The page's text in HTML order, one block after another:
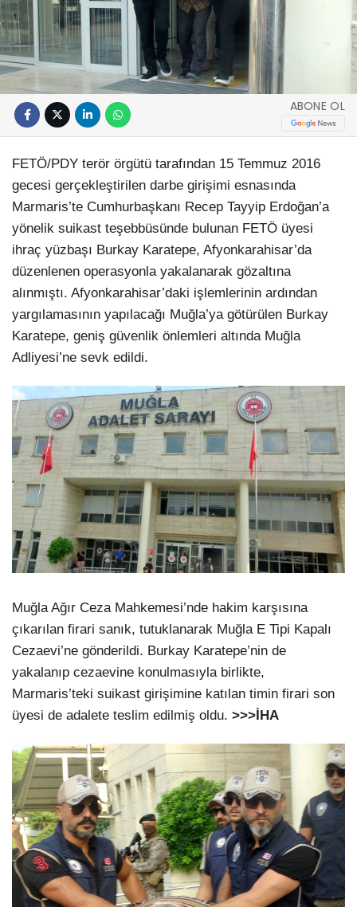
ABONE OL
FETÖ/PDY terör örgütü tarafından 15 Temmuz 2016
gecesi gerçekleştirilen darbe girişimi esnasında
Marmaris’te Cumhurbaşkanı Recep Tayyip Erdoğan’a
yönelik suikast teşebbüsünde bulunan FETÖ üyesi
ihraç yüzbaşı Burkay Karatepe, Afyonkarahisar’da
düzenlenen operasyonla yakalanarak gözaltına
alınmıştı. Afyonkarahisar’daki işlemlerinin ardından
yargılamasının yapılacağı Muğla’ya götürülen Burkay
Karatepe, geniş güvenlik önlemleri altında Muğla
Adliyesi’ne sevk edildi.
Muğla Ağır Ceza Mahkemesi’nde hakim karşısına
çıkarılan firari sanık, tutuklanarak Muğla E Tipi Kapalı
Cezaevi’ne gönderildi. Burkay Karatepe’nin de
yakalanıp cezaevine konulmasıyla birlikte,
Marmaris’teki suikast girişimine katılan timin firari son
üyesi de adalete teslim edilmiş oldu. >>>İHA